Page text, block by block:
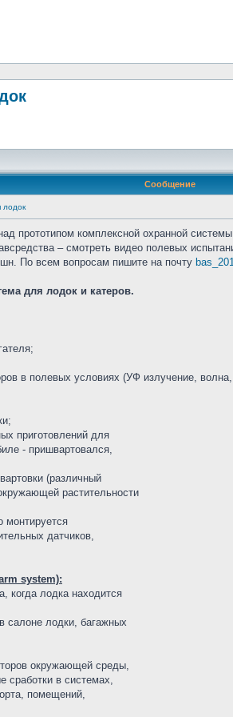
Сообщение
лодок
прототипом комплексной охранной
– смотреть видео полевых
По всем вопросам пишите на почту
для лодок и катеров.
в полевых условиях (УФ излучение,
приготовлений для
- пришвартовался,
(различный
растительности
монтируется
датчиков,
system):
когда лодка находится
салоне лодки, багажных
окружающей среды,
сработки в системах,
помещений,